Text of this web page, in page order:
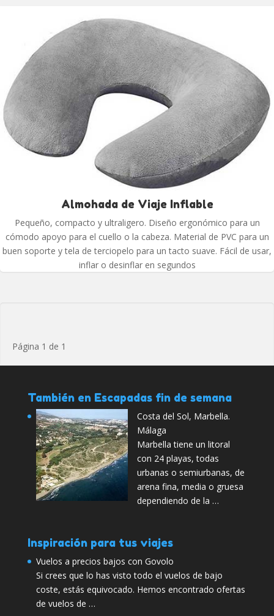
Almohada de Viaje Inflable
Pequeño, compacto y ultraligero. Diseño ergonómico para un
cómodo apoyo para el cuello o la cabeza. Material de PVC para un
buen soporte y tela de terciopelo para un tacto suave. Fácil de usar,
inflar o desinflar en segundos
Página 1 de 1
También en Escapadas fin de semana
Costa del Sol, Marbella.
Málaga
Marbella tiene un litoral
con 24 playas, todas
urbanas o semiurbanas, de
arena fina, media o gruesa
dependiendo de la …
Inspiración para tus viajes
Vuelos a precios bajos con Govolo
Si crees que lo has visto todo el vuelos de bajo
coste, estás equivocado. Hemos encontrado ofertas
de vuelos de …